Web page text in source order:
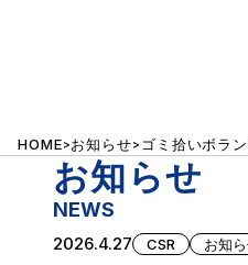
土壌汚染対策
補償業務
施工管理試験
HOME>お知らせ> ゴミ拾いボラ
お知らせ
NEWS
2026.4.27 CSR お知